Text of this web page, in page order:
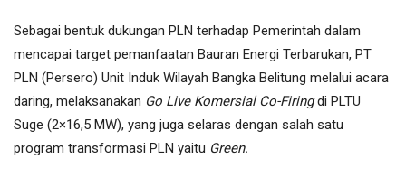
Sebagai bentuk dukungan PLN terhadap Pemerintah dalam
mencapai target pemanfaatan Bauran Energi Terbarukan, PT
PLN (Persero) Unit Induk Wilayah Bangka Belitung melalui acara
daring, melaksanakan Go Live Komersial Co-Firingdi PLTU
Suge (2×16,5 MW), yang juga selaras dengan salah satu
program transformasi PLN yaitu Green.